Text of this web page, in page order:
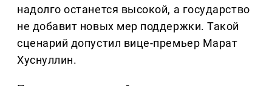
надолго останется высокой, а государство
не добавит новых мер поддержки. Такой
сценарий допустил вице-премьер Марат
Хуснуллин.